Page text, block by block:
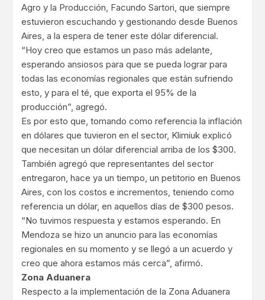
Agro y la Producción, Facundo Sartori, que siempre
estuvieron escuchando y gestionando desde Buenos
Aires, a la espera de tener este dólar diferencial.
“Hoy creo que estamos un paso más adelante,
esperando ansiosos para que se pueda lograr para
todas las economías regionales que están sufriendo
esto, y para el té, que exporta el 95% de la
producción”, agregó.
Es por esto que, tomando como referencia la inflación
en dólares que tuvieron en el sector, Klimiuk explicó
que necesitan un dólar diferencial arriba de los $300.
También agregó que representantes del sector
entregaron, hace ya un tiempo, un petitorio en Buenos
Aires, con los costos e incrementos, teniendo como
referencia un dólar, en aquellos días de $300 pesos.
“No tuvimos respuesta y estamos esperando. En
Mendoza se hizo un anuncio para las economías
regionales en su momento y se llegó a un acuerdo y
creo que ahora estamos más cerca”, afirmó.
Zona Aduanera
Respecto a la implementación de la Zona Aduanera